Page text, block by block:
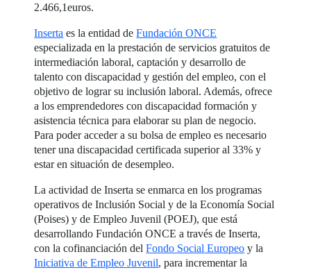
2.466,1euros.
Inserta es la entidad deFundación ONCE
especializada en la prestación de servicios gratuitos de
intermediación laboral, captación y desarrollo de
talento con discapacidad y gestión del empleo, con el
objetivo de lograr su inclusión laboral. Además, ofrece
a los emprendedores con discapacidad formación y
asistencia técnica para elaborar su plan de negocio.
Para poder acceder a su bolsa de empleo es necesario
tener una discapacidad certificada superior al 33% y
estar en situación de desempleo.
La actividad de Inserta se enmarca en los programas
operativos de Inclusión Social y de la Economía Social
(Poises) y de Empleo Juvenil (POEJ), que está
desarrollando Fundación ONCE a través de Inserta,
con la cofinanciación delFondo Social Europeo y la
Iniciativa de Empleo Juvenil, para incrementar la